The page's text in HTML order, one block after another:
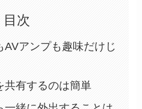
目次
AVアンプも趣味だけじ
共有するのは簡単